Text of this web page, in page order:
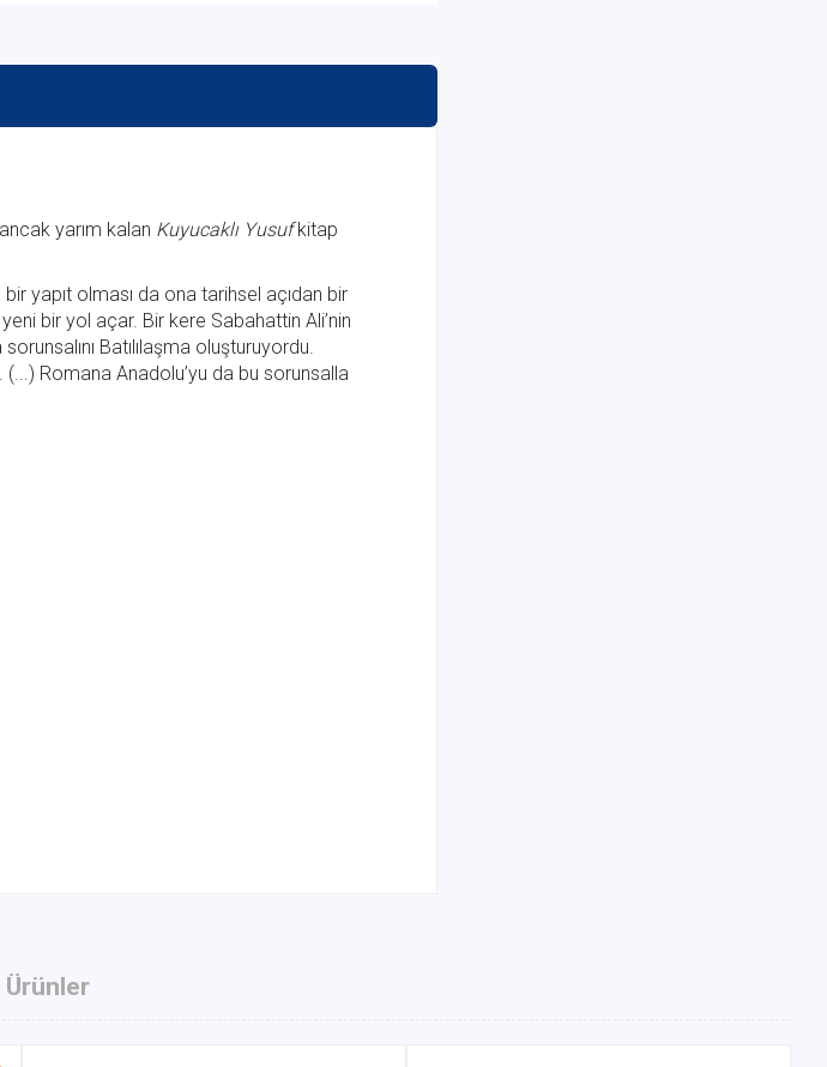
yarım kalan Kuyucaklı Yusufkitap
yapıt olması da ona tarihsel açıdan bir
bir yol açar. Bir kere Sabahattin Ali’nin
Batılılaşma oluşturuyordu.
(...) Romana Anadolu’yu da bu sorunsalla
Ürünler